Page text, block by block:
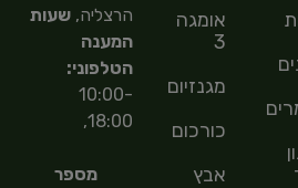
אומגה
3
מגנזיום
כורכום
אבץ
הרצליה,שעות
המענה
הטלפוני:
10:00-
18:00,
מספר